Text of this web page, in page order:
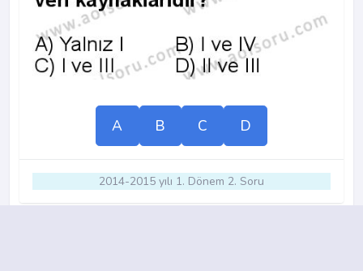
A B C D
2014-2015 yılı 1. Dönem 2. Soru